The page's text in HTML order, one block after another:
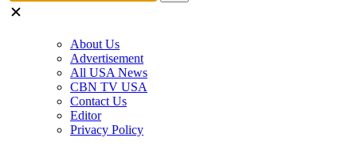
About Us
Advertisement
All USA News
CBN TV USA
Contact Us
Editor
Privacy Policy